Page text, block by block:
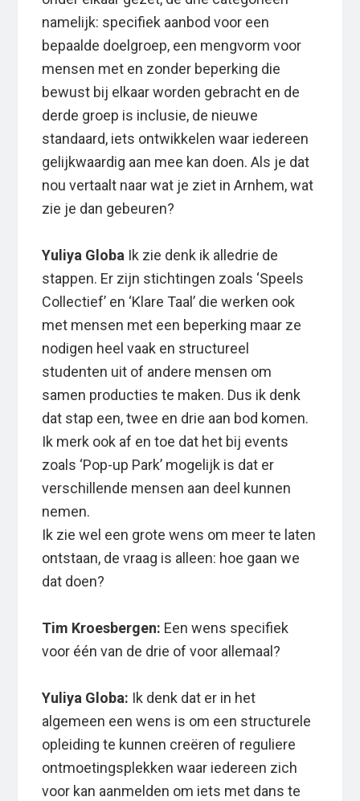
namelijk: specifiek aanbod voor een
bepaalde doelgroep, een mengvorm voor
mensen met en zonder beperking die
bewust bij elkaar worden gebracht en de
derde groep is inclusie, de nieuwe
standaard, iets ontwikkelen waar iedereen
gelijkwaardig aan mee kan doen. Als je dat
nou vertaalt naar wat je ziet in Arnhem, wat
zie je dan gebeuren?
Yuliya Globa Ik zie denk ik alledrie de
stappen. Er zijn stichtingen zoals ‘Speels
Collectief’ en ‘Klare Taal’ die werken ook
met mensen met een beperking maar ze
nodigen heel vaak en structureel
studenten uit of andere mensen om
samen producties te maken. Dus ik denk
dat stap een, twee en drie aan bod komen.
Ik merk ook af en toe dat het bij events
zoals ‘Pop-up Park’ mogelijk is dat er
verschillende mensen aan deel kunnen
nemen.
Ik zie wel een grote wens om meer te laten
ontstaan, de vraag is alleen: hoe gaan we
dat doen?
Tim Kroesbergen: Een wens specifiek
voor één van de drie of voor allemaal?
Yuliya Globa: Ik denk dat er in het
algemeen een wens is om een structurele
opleiding te kunnen creëren of reguliere
ontmoetingsplekken waar iedereen zich
voor kan aanmelden om iets met dans te